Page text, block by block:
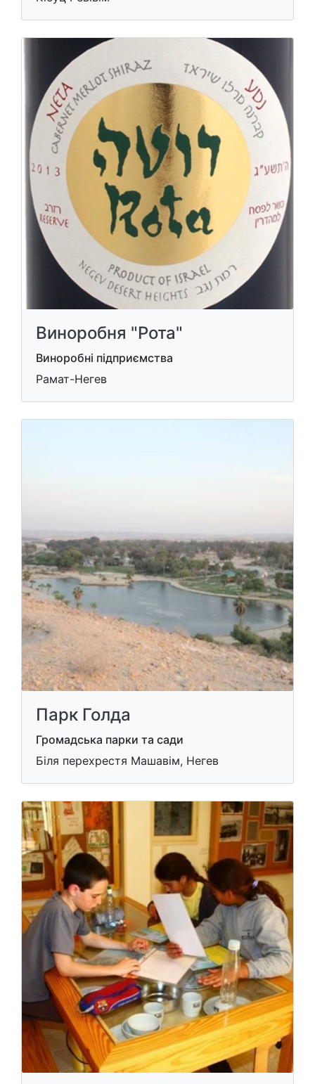
Виноробня "Рота"
Виноробні підприємства
Рамат-Негев
Парк Голда
Громадська парки та сади
Біля перехрестя Машавім, Негев